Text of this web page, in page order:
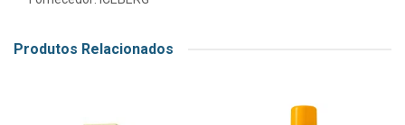
Produtos Relacionados